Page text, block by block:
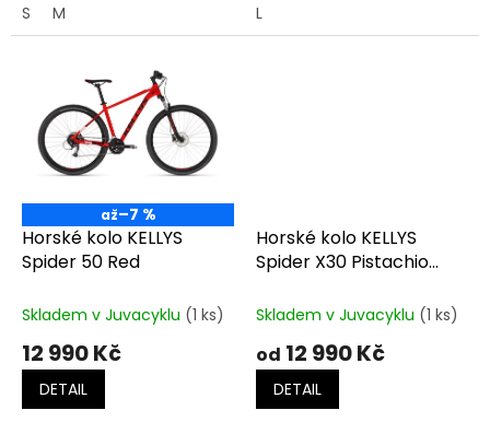
S M L
až–7 %
Horské kolo KELLYS
Spider 50 Red
Skladem v Juvacyklu (1 ks)
12 990 Kč
DETAIL
Horské kolo KELLYS
Spider X30 Pistachio
Skladem v Juvacyklu (1 ks)
od 12 990 Kč
DETAIL